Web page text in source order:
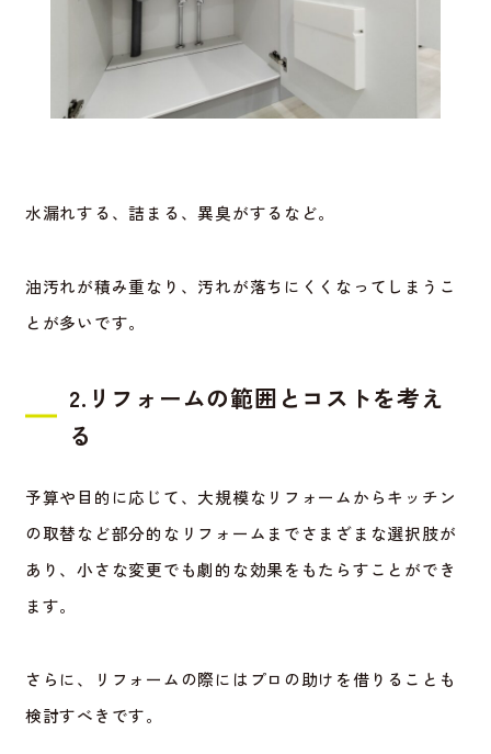
水漏れする、詰まる、異臭がするなど。
油汚れが積み重なり、汚れが落ちにくくなってしまうこ
とが多いです。
2.リフォームの範囲とコストを考え
る
予算や目的に応じて、大規模なリフォームからキッチン
の取替など部分的なリフォームまでさまざまな選択肢が
あり、小さな変更でも劇的な効果をもたらすことができ
ます。
さらに、リフォームの際にはプロの助けを借りることも
検討すべきです。